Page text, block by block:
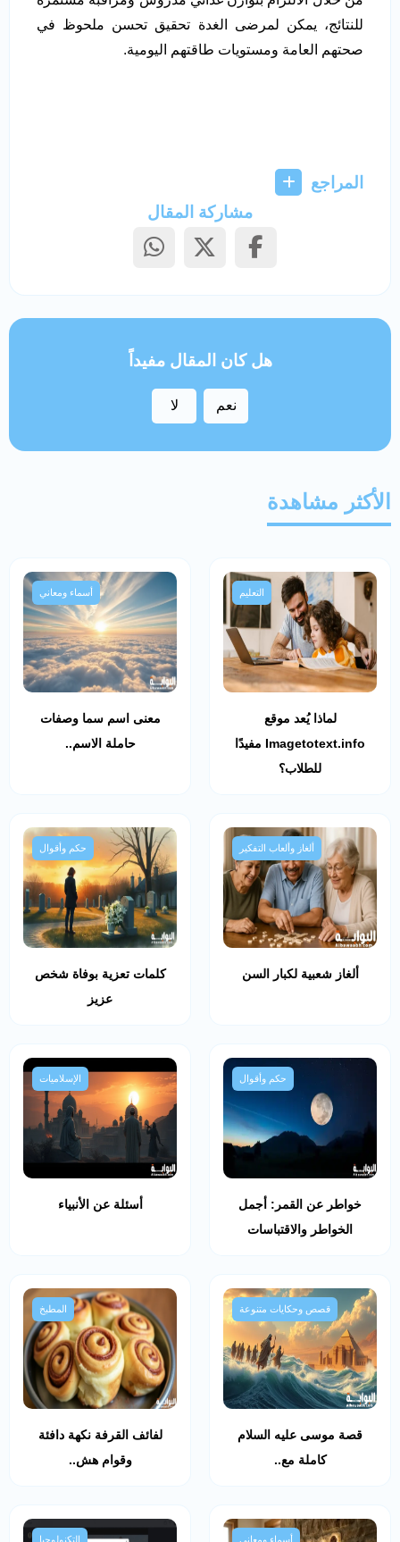
للنتائج، يمكن لمرضى الغدة تحقيق تحسن ملحوظ في
صحتهم العامة ومستويات طاقتهم اليومية.
المراجع
مشاركة المقال
هل كان المقال مفيداً
نعم لا
الأكثر مشاهدة
التعليم
لماذا يُعد موقع
Imagetotext.info مفيدًا
للطلاب؟
أسماء ومعاني
معنى اسم سما وصفات
حاملة الاسم..
ألغاز وألعاب التفكير
ألغاز شعبية لكبار السن
حكم وأقوال
كلمات تعزية بوفاة شخص
عزيز
حكم وأقوال
خواطر عن القمر: أجمل
الخواطر والاقتباسات
الإسلاميات
أسئلة عن الأنبياء
قصص وحكايات متنوعة
قصة موسى عليه السلام
كاملة مع..
المطبخ
لفائف القرفة نكهة دافئة
وقوام هش..
أسماء ومعاني التكنولوجيا